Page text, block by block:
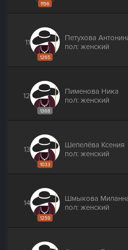
1156
11
1265
Петухова
пол: женский
12
1368
Пименова Ника
пол: женский
13
1033
Шепелёва Ксения
пол: женский
14
1259
Шмыкова
пол: женский